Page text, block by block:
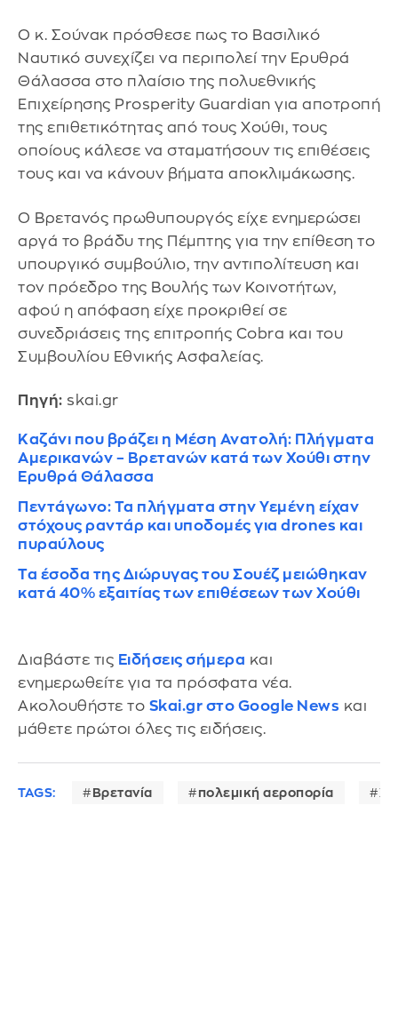
Ο κ. Σούνακ πρόσθεσε πως το Βασιλικό
Ναυτικό συνεχίζει να περιπολεί την Ερυθρά
Θάλασσα στο πλαίσιο της πολυεθνικής
Επιχείρησης Prosperity Guardian για αποτροπή
της επιθετικότητας από τους Χούθι, τους
οποίους κάλεσε να σταματήσουν τις επιθέσεις
τους και να κάνουν βήματα αποκλιμάκωσης.
Ο Βρετανός πρωθυπουργός είχε ενημερώσει
αργά το βράδυ της Πέμπτης για την επίθεση το
υπουργικό συμβούλιο, την αντιπολίτευση και
τον πρόεδρο της Βουλής των Κοινοτήτων,
αφού η απόφαση είχε προκριθεί σε
συνεδριάσεις της επιτροπής Cobra και του
Συμβουλίου Εθνικής Ασφαλείας.
Πηγή: skai.gr
Καζάνι που βράζει η Μέση Ανατολή: Πλήγματα
Αμερικανών – Βρετανών κατά των Χούθι στην
Ερυθρά Θάλασσα
Πεντάγωνο: Τα πλήγματα στην Υεμένη είχαν
στόχους ραντάρ και υποδομές για drones και
πυραύλους
Τα έσοδα της Διώρυγας του Σουέζ μειώθηκαν
κατά 40% εξαιτίας των επιθέσεων των Χούθι
Διαβάστε τις Ειδήσεις σήμερα και
ενημερωθείτε για τα πρόσφατα νέα.
Ακολουθήστε το Skai.gr στο Google News και
μάθετε πρώτοι όλες τις ειδήσεις.
TAGS: Βρετανία πολεμική αεροπορία